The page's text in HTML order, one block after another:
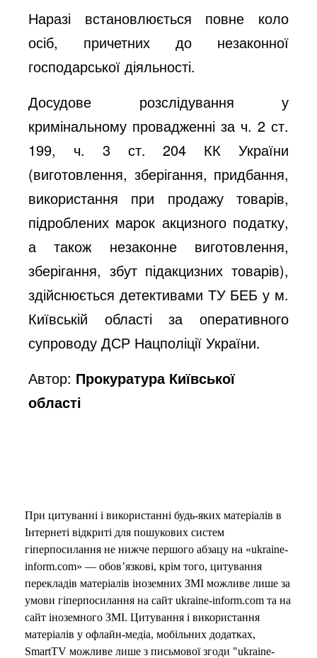
Наразі встановлюється повне коло
осіб, причетних до незаконної
господарської діяльності.
Досудове розслідування у
кримінальному провадженні за ч. 2 ст.
199, ч. 3 ст. 204 КК України
(виготовлення, зберігання, придбання,
використання при продажу товарів,
підроблених марок акцизного податку,
а також незаконне виготовлення,
зберігання, збут підакцизних товарів),
здійснюється детективами ТУ БЕБ у м.
Київській області за оперативного
супроводу ДСР Нацполіції України.
Автор: Прокуратура Київської
області
При цитуванні і використанні будь-яких матеріалів в
Інтернеті відкриті для пошукових систем
гіперпосилання не нижче першого абзацу на «ukraine-
inform.com» — обов’язкові, крім того, цитування
перекладів матеріалів іноземних ЗМІ можливе лише за
умови гіперпосилання на сайт ukraine-inform.com та на
сайт іноземного ЗМІ. Цитування і використання
матеріалів у офлайн-медіа, мобільних додатках,
SmartTV можливе лише з письмової згоди "ukraine-